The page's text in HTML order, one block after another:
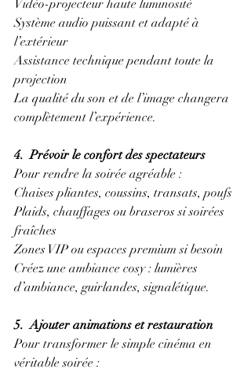
Vidéo-projecteur haute luminosité
Système audio puissant et adapté à
l’extérieur
Assistance technique pendant toute la
projection
La qualité du son et de l’image changera
complètement l’expérience.
4.  Prévoir le confort des spectateurs
Pour rendre la soirée agréable :
Chaises pliantes, coussins, transats, poufs
Plaids, chauffages ou braseros si soirées
fraîches
Zones VIP ou espaces premium si besoin
Créez une ambiance cosy : lumières
d’ambiance, guirlandes, signalétique.
5.  Ajouter animations et restauration
Pour transformer le simple cinéma en
véritable soirée :